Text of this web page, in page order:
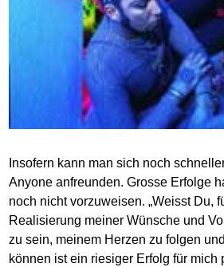
Insofern kann man sich noch
Anyone anfreunden. Grosse Erfolge
noch nicht vorzuweisen. „Weisst Du,
Realisierung meiner Wünsche und
zu sein, meinem Herzen zu folgen
können ist ein riesiger Erfolg für mich